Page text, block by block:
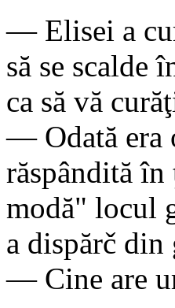
— Elisei a
să se scalde
ca să vă
— Odată era
răspândită în
modă" locul
a dispărč
— Cine are